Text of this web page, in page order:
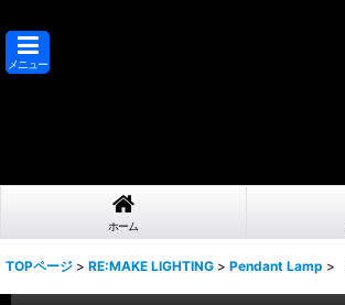
メニュー
ホーム
TOPページ > RE:MAKE LIGHTING > Pendant Lamp >